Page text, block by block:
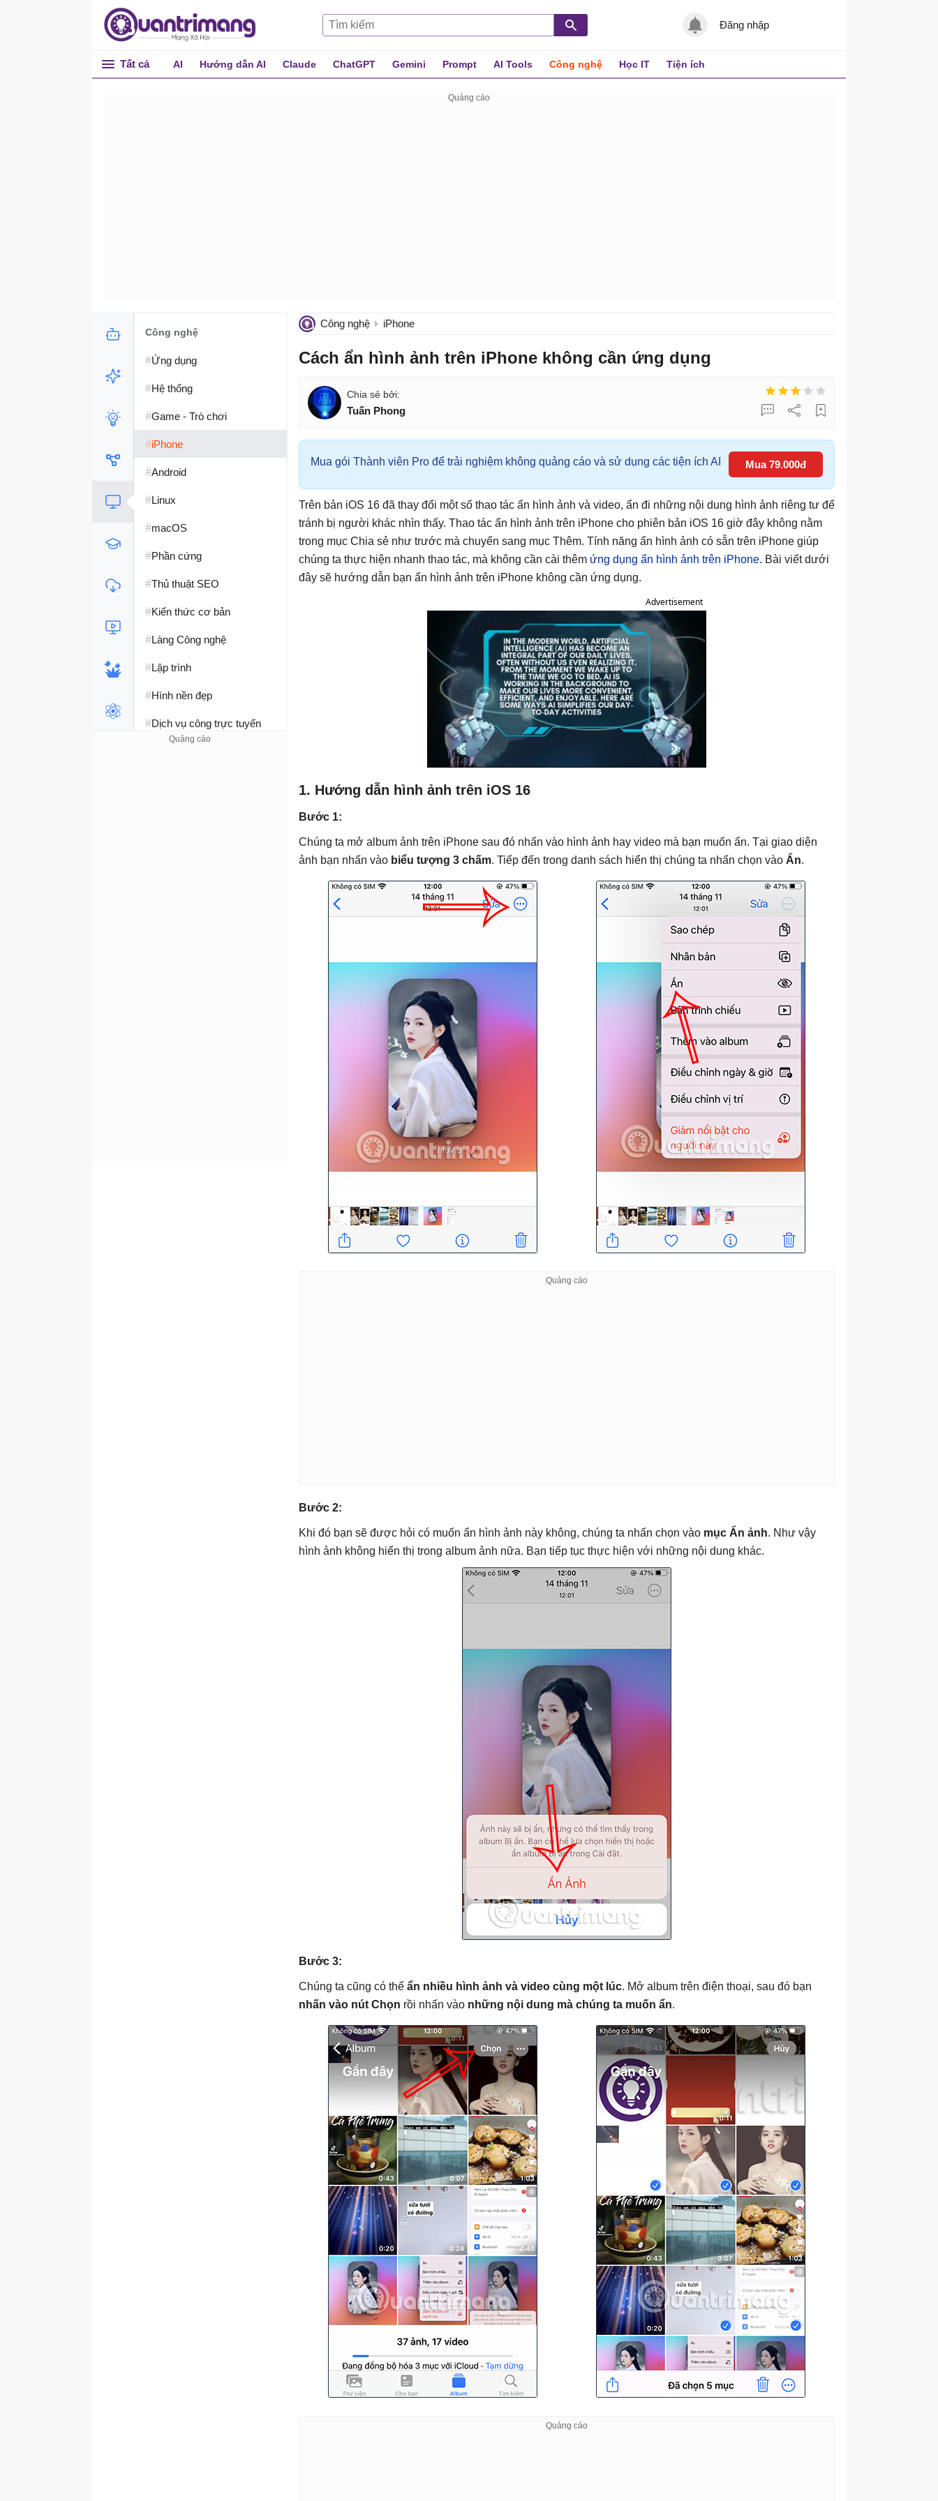
Đăng nhập
Tất cả AI Hướng dẫn AI Claude ChatGPT Gemini Prompt AI Tools Công nghệ Học IT Tiện ích
Công nghệ iPhone
Cách ẩn hình ảnh trên iPhone không cần ứng dụng
Tuấn Phong
Mua gói Thành viên Pro để trải nghiệm không quảng cáo và sử dụng các tiện ích AI Mua 79.000đ
Trên bản iOS 16 đã thay đổi một số thao tác ẩn hình ảnh và video, ẩn đi những nội dung hình ảnh riêng tư để
tránh bị người khác nhìn thấy. Thao tác ẩn hình ảnh trên iPhone cho phiên bản iOS 16 giờ đây không nằm
trong mục Chia sẻ như trước mà chuyển sang mục Thêm. Tính năng ẩn hình ảnh có sẵn trên iPhone giúp
chúng ta thực hiện nhanh thao tác, mà không cần cài thêm ứng dụng ẩn hình ảnh trên iPhone. Bài viết dưới
đây sẽ hướng dẫn bạn ẩn hình ảnh trên iPhone không cần ứng dụng.
Advertisement
1. Hướng dẫn hình ảnh trên iOS 16
Bước 1:
Chúng ta mở album ảnh trên iPhone sau đó nhấn vào hình ảnh hay video mà bạn muốn ẩn. Tại giao diện
ảnh bạn nhấn vào biểu tượng 3 chấm. Tiếp đến trong danh sách hiển thị chúng ta nhấn chọn vào Ẩn.
Bước 2:
Khi đó bạn sẽ được hỏi có muốn ẩn hình ảnh này không, chúng ta nhấn chọn vào mục Ẩn ảnh. Như vậy
hình ảnh không hiển thị trong album ảnh nữa. Bạn tiếp tục thực hiện với những nội dung khác.
Bước 3:
Chúng ta cũng có thể ẩn nhiều hình ảnh và video cùng một lúc. Mở album trên điện thoại, sau đó bạn
nhấn vào nút Chọn rồi nhấn vào những nội dung mà chúng ta muốn ẩn.
Công nghệ
#Ứng dụng
#Hệ thống
#Game - Trò chơi
#iPhone
#Android
#Linux
#macOS
#Phần cứng
#Thủ thuật SEO
#Kiến thức cơ bản
#Làng Công nghệ
#Lập trình
#Hình nền đẹp
#Dịch vụ công trực tuyến